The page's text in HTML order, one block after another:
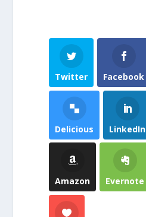
Twitter Facebook
Delicious LinkedIn
Amazon Evernote